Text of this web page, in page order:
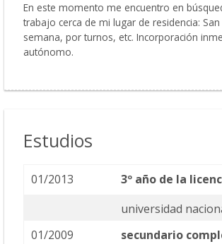
En este momento me encuentro en
trabajo cerca de mi lugar de residencia:
semana, por turnos, etc. Incorporación
autónomo.
Estudios
01/2013
3º año de la
universidad
01/2009
secundario